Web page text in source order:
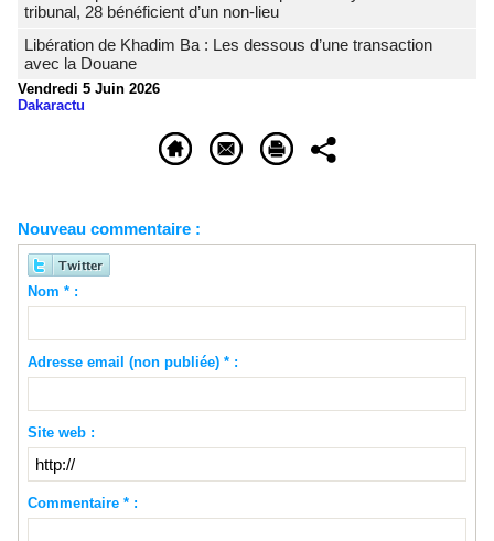
tribunal, 28 bénéficient d’un non-lieu
Libération de Khadim Ba : Les dessous d’une transaction
avec la Douane
Vendredi 5 Juin 2026
Dakaractu
Nouveau commentaire :
Nom * :
Adresse email (non publiée) * :
Site web :
Commentaire * :